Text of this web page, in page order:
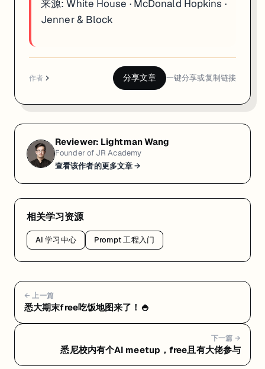
来源:White House · McDonald Hopkins ·
Jenner & Block
作者 分享文章 一键分享或复制链接
Reviewer: Lightman Wang
Founder of JR Academy
查看该作者的更多文章 →
相关学习资源
AI 学习中心 Prompt 工程入门
← 上一篇
悉大期末free吃饭地图来了！🍚
下一篇 →
悉尼校内有个AI meetup，free且有大佬参与